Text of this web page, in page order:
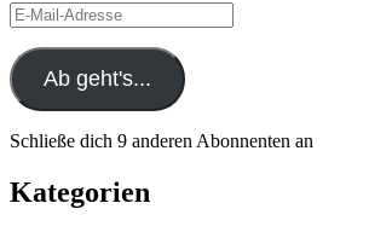
E-
Mail-
Adresse
Ab geht's...
Schließe dich 9 anderen Abonnenten an
Kategorien